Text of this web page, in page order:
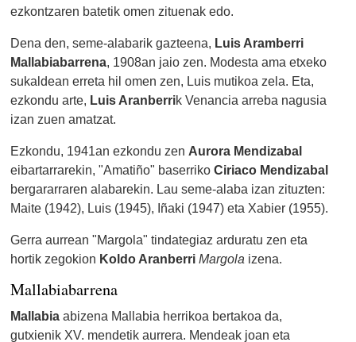
ezkontzaren batetik omen zituenak edo.
Dena den, seme-alabarik gazteena, Luis Aramberri
Mallabiabarrena, 1908an jaio zen. Modesta ama etxeko
sukaldean erreta hil omen zen, Luis mutikoa zela. Eta,
ezkondu arte, Luis Aranberrik Venancia arreba nagusia
izan zuen amatzat.
Ezkondu, 1941an ezkondu zen Aurora Mendizabal
eibartarrarekin, "Amatiño" baserrikoCiriaco Mendizabal
bergararraren alabarekin. Lau seme-alaba izan zituzten:
Maite (1942), Luis (1945), Iñaki (1947) eta Xabier (1955).
Gerra aurrean "Margola" tindategiaz arduratu zen eta
hortik zegokion Koldo Aranberri Margola izena.
Mallabiabarrena
Mallabia abizena Mallabia herrikoa bertakoa da,
gutxienik XV. mendetik aurrera. Mendeak joan eta